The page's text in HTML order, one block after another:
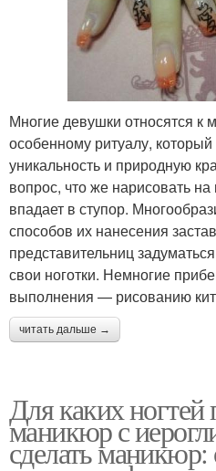
Многие девушки относятся к
особенному ритуалу,
уникальность и природную
вопрос, что же нарисовать
впадает в ступор.
способов их нанесения
представительниц
свои ноготки. Немногие
выполнения — рисованию
читать дальше →
Для каких ногтей
маникюр с
сделать